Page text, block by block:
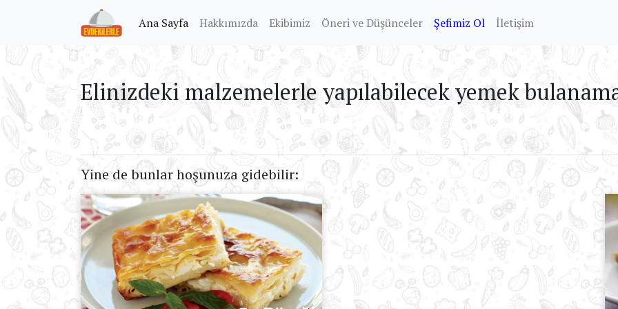
Ana Sayfa (current)
Hakkımızda Ekibimiz Öneri ve Düşünceler Şefimiz Ol İletişim
Elinizdeki malzemelerle yapılabilecek yemek
Yine de bunlar hoşunuza gidebilir: